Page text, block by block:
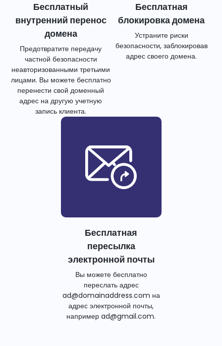
Бесплатный
внутренний перенос
домена
Предотвратите передачу
частной безопасности
неавторизованными третьими
лицами. Вы можете бесплатно
перенести свой доменный
адрес на другую учетную
запись клиента.
Бесплатная
блокировка домена
Устраните риски
безопасности, заблокировав
адрес своего домена.
Бесплатная
пересылка
электронной почты
Вы можете бесплатно
переслать адрес
ad@domainaddress.com на
адрес электронной почты,
например ad@gmail.com.